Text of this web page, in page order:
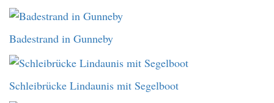
Badestrand in Gunneby
Schleibrücke Lindaunis mit Segelboot